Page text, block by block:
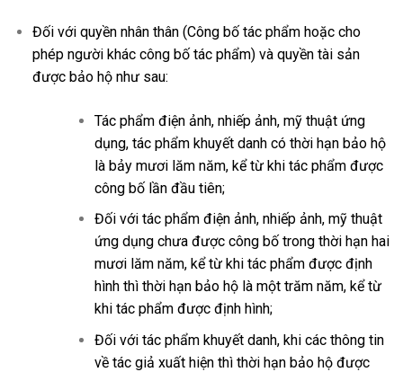
Đối với quyền nhân thân (Công bố tác phẩm hoặc cho
phép người khác công bố tác phẩm) và quyền tài sản
được bảo hộ như sau:
Tác phẩm điện ảnh, nhiếp ảnh, mỹ thuật ứng
dụng, tác phẩm khuyết danh có thời hạn bảo hộ
là bảy mươi lăm năm, kể từ khi tác phẩm được
công bố lần đầu tiên;
Đối với tác phẩm điện ảnh, nhiếp ảnh, mỹ thuật
ứng dụng chưa được công bố trong thời hạn hai
mươi lăm năm, kể từ khi tác phẩm được định
hình thì thời hạn bảo hộ là một trăm năm, kể từ
khi tác phẩm được định hình;
Đối với tác phẩm khuyết danh, khi các thông tin
về tác giả xuất hiện thì thời hạn bảo hộ được